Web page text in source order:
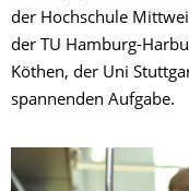
der Hochschule
der TU Hamburg-
Köthen, der Uni
spannenden Aufgabe.